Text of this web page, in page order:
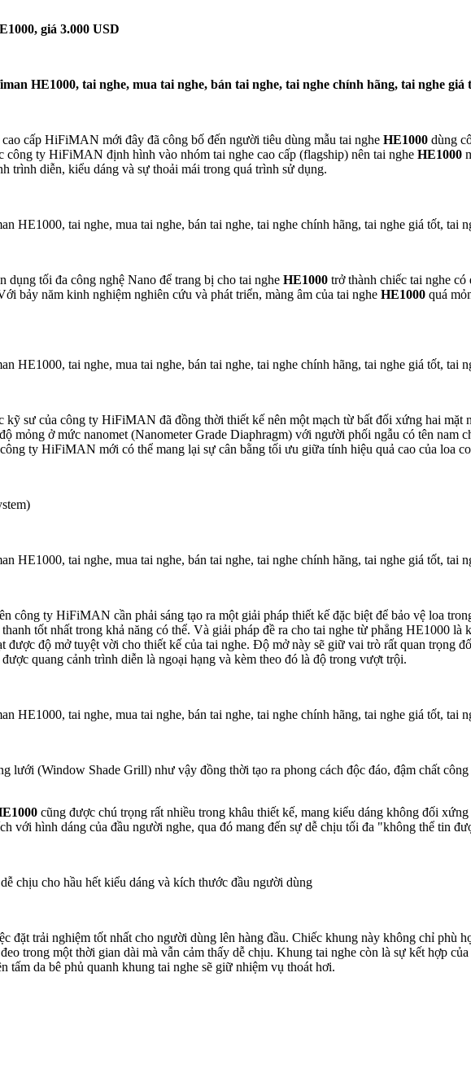
giá 3.000 USD
cấp HiFiMAN mới đây đã công bố đến người tiêu dùng mẫu tai nghe HE1000 dùng
ty HiFiMAN định hình vào nhóm tai nghe cao cấp (flagship) nên tai nghe HE1000
trình diễn, kiểu dáng và sự thoải mái trong quá trình sử dụng.
tối đa công nghệ Nano để trang bị cho tai nghe HE1000 trở thành chiếc tai nghe
bảy năm kinh nghiệm nghiên cứu và phát triển, màng âm của tai nghe HE1000 quá
kỹ sư của công ty HiFiMAN đã đồng thời thiết kế nên một mạch từ bất đối xứng hai
mỏng ở mức nanomet (Nanometer Grade Diaphragm) với người phối ngẫu có tên nam
ty HiFiMAN mới có thể mang lại sự cân bằng tối ưu giữa tính hiệu quả cao của loa
công ty HiFiMAN cần phải sáng tạo ra một giải pháp thiết kế đặc biệt để bảo vệ loa
tốt nhất trong khả năng có thể. Và giải pháp đề ra cho tai nghe từ phẳng HE1000
được độ mở tuyệt vời cho thiết kế của tai nghe. Độ mở này sẽ giữ vai trò rất quan trọng
quang cảnh trình diễn là ngoại hạng và kèm theo đó là độ trong vượt trội.
lưới (Window Shade Grill) như vậy đồng thời tạo ra phong cách độc đáo, đậm chất
cũng được chú trọng rất nhiều trong khâu thiết kế, mang kiểu dáng không đối
với hình dáng của đầu người nghe, qua đó mang đến sự dễ chịu tối đa "không thể tin
chịu cho hầu hết kiểu dáng và kích thước đầu người dùng
đặt trải nghiệm tốt nhất cho người dùng lên hàng đầu. Chiếc khung này không chỉ phù
trong một thời gian dài mà vẫn cảm thấy dễ chịu. Khung tai nghe còn là sự kết hợp
tấm da bê phủ quanh khung tai nghe sẽ giữ nhiệm vụ thoát hơi.